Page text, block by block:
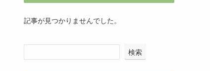
記事が見つかりませんでした。
検索